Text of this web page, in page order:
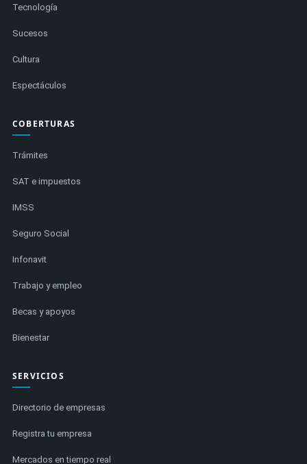
Tecnología
Sucesos
Cultura
Espectáculos
COBERTURAS
Trámites
SAT e impuestos
IMSS
Seguro Social
Infonavit
Trabajo y empleo
Becas y apoyos
Bienestar
SERVICIOS
Directorio de empresas
Registra tu empresa
Mercados en tiempo real